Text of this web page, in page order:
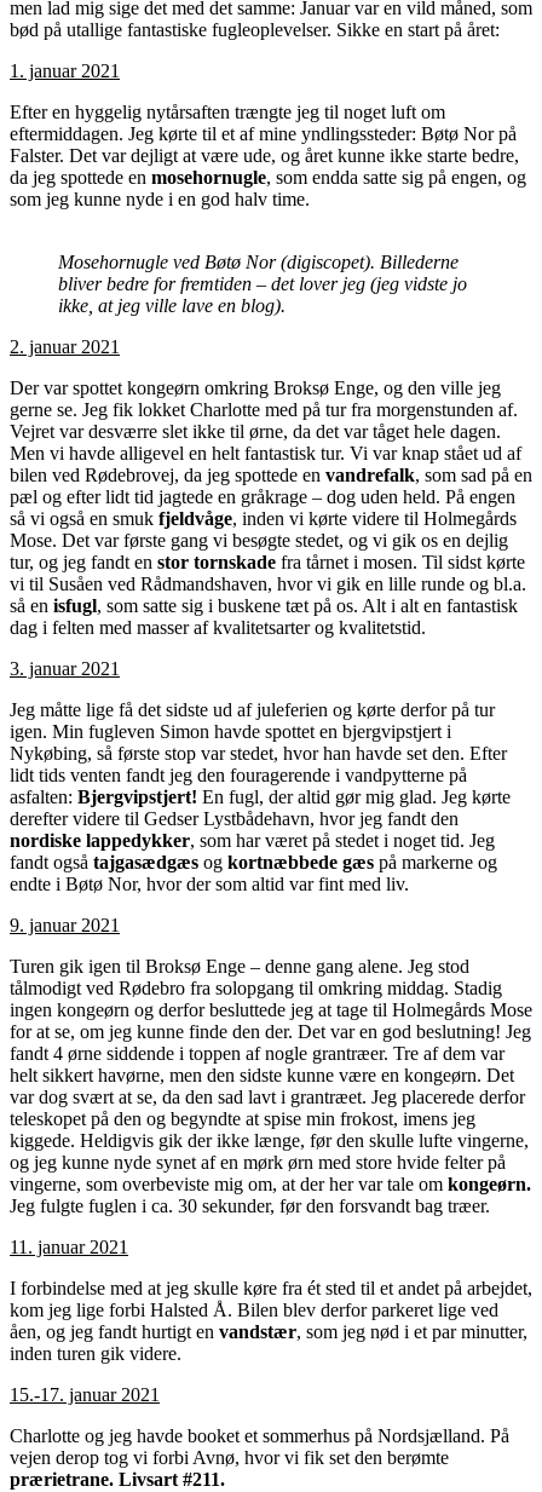
men lad mig sige det med det samme: Januar var en vild måned, som
bød på utallige fantastiske fugleoplevelser. Sikke en start på året:
1. januar 2021
Efter en hyggelig nytårsaften trængte jeg til noget luft om
eftermiddagen. Jeg kørte til et af mine yndlingssteder: Bøtø Nor på
Falster. Det var dejligt at være ude, og året kunne ikke starte bedre,
da jeg spottede en mosehornugle, som endda satte sig på engen, og
som jeg kunne nyde i en god halv time.
Mosehornugle ved Bøtø Nor (digiscopet). Billederne
bliver bedre for fremtiden – det lover jeg (jeg vidste jo
ikke, at jeg ville lave en blog).
2. januar 2021
Der var spottet kongeørn omkring Broksø Enge, og den ville jeg
gerne se. Jeg fik lokket Charlotte med på tur fra morgenstunden af.
Vejret var desværre slet ikke til ørne, da det var tåget hele dagen.
Men vi havde alligevel en helt fantastisk tur. Vi var knap stået ud af
bilen ved Rødebrovej, da jeg spottede en vandrefalk, som sad på en
pæl og efter lidt tid jagtede en gråkrage – dog uden held. På engen
så vi også en smuk fjeldvåge, inden vi kørte videre til Holmegårds
Mose. Det var første gang vi besøgte stedet, og vi gik os en dejlig
tur, og jeg fandt en stor tornskade fra tårnet i mosen. Til sidst kørte
vi til Susåen ved Rådmandshaven, hvor vi gik en lille runde og bl.a.
så en isfugl, som satte sig i buskene tæt på os. Alt i alt en fantastisk
dag i felten med masser af kvalitetsarter og kvalitetstid.
3. januar 2021
Jeg måtte lige få det sidste ud af juleferien og kørte derfor på tur
igen. Min fugleven Simon havde spottet en bjergvipstjert i
Nykøbing, så første stop var stedet, hvor han havde set den. Efter
lidt tids venten fandt jeg den fouragerende i vandpytterne på
asfalten: Bjergvipstjert! En fugl, der altid gør mig glad. Jeg kørte
derefter videre til Gedser Lystbådehavn, hvor jeg fandt den
nordiske lappedykker, som har været på stedet i noget tid. Jeg
fandt også tajgasædgæs og kortnæbbede gæs på markerne og
endte i Bøtø Nor, hvor der som altid var fint med liv.
9. januar 2021
Turen gik igen til Broksø Enge – denne gang alene. Jeg stod
tålmodigt ved Rødebro fra solopgang til omkring middag. Stadig
ingen kongeørn og derfor besluttede jeg at tage til Holmegårds Mose
for at se, om jeg kunne finde den der. Det var en god beslutning! Jeg
fandt 4 ørne siddende i toppen af nogle grantræer. Tre af dem var
helt sikkert havørne, men den sidste kunne være en kongeørn. Det
var dog svært at se, da den sad lavt i grantræet. Jeg placerede derfor
teleskopet på den og begyndte at spise min frokost, imens jeg
kiggede. Heldigvis gik der ikke længe, før den skulle lufte vingerne,
og jeg kunne nyde synet af en mørk ørn med store hvide felter på
vingerne, som overbeviste mig om, at der her var tale om kongeørn.
Jeg fulgte fuglen i ca. 30 sekunder, før den forsvandt bag træer.
11. januar 2021
I forbindelse med at jeg skulle køre fra ét sted til et andet på arbejdet,
kom jeg lige forbi Halsted Å. Bilen blev derfor parkeret lige ved
åen, og jeg fandt hurtigt en vandstær, som jeg nød i et par minutter,
inden turen gik videre.
15.-17. januar 2021
Charlotte og jeg havde booket et sommerhus på Nordsjælland. På
vejen derop tog vi forbi Avnø, hvor vi fik set den berømte
prærietrane. Livsart #211.